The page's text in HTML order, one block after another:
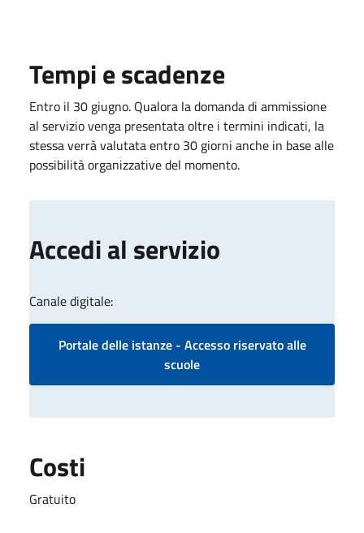
Tempi e scadenze
Entro il 30 giugno. Qualora la domanda di ammissione
al servizio venga presentata oltre i termini indicati, la
stessa verrà valutata entro 30 giorni anche in base alle
possibilità organizzative del momento.
Accedi al servizio
Canale digitale:
Portale delle istanze - Accesso riservato alle
scuole
Costi
Gratuito